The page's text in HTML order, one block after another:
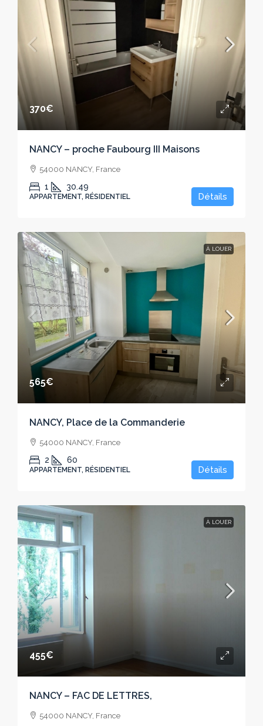
370€
NANCY – proche Faubourg III Maisons
54000 NANCY, France
1 30.49
APPARTEMENT, RÉSIDENTIEL Détails
À LOUER
565€
NANCY, Place de la Commanderie
54000 NANCY, France
2 60
APPARTEMENT, RÉSIDENTIEL Détails
À LOUER
455€
NANCY – FAC DE LETTRES,
54000 NANCY, France